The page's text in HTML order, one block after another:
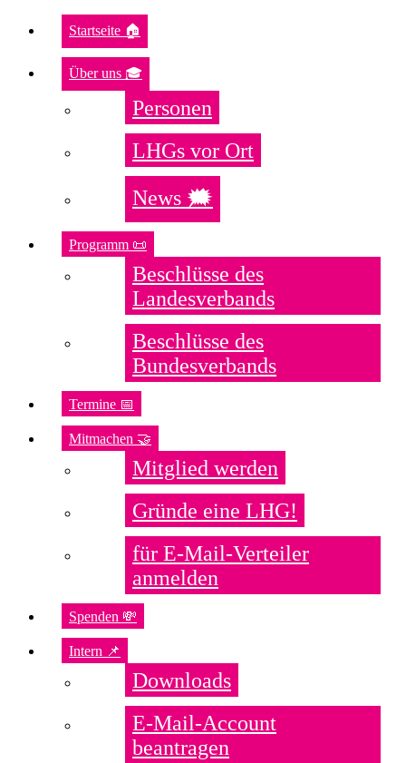
Startseite 🏠
Über uns 🎓
Personen
LHGs vor Ort
News 🗯️
Programm 📜
Beschlüsse des
Landesverbands
Beschlüsse des
Bundesverbands
Termine 📅
Mitmachen 🤝
Mitglied werden
Gründe eine LHG!
für E-Mail-Verteiler
anmelden
Spenden 💸
Intern 📌
Downloads
E-Mail-Account
beantragen